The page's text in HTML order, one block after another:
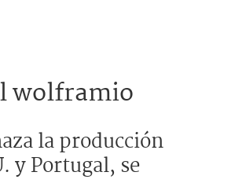
wolframio
la producción
y Portugal, se